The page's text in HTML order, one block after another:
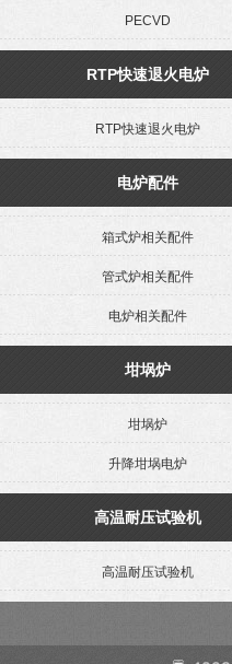
PECVD
RTP快速退火电炉
RTP快速退火电炉
电炉配件
箱式炉相关配件
管式炉相关配件
电炉相关配件
坩埚炉
坩埚炉
升降坩埚电炉
高温耐压试验机
高温耐压试验机